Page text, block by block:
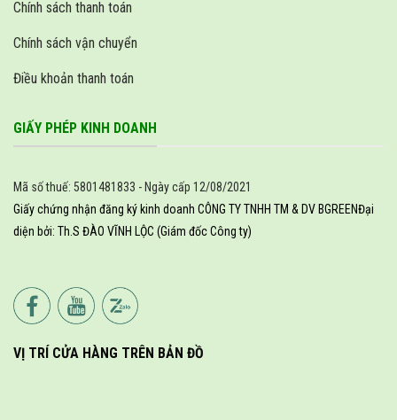
Chính sách thanh toán
Chính sách vận chuyển
Điều khoản thanh toán
GIẤY PHÉP KINH DOANH
Mã số thuế: 5801481833 - Ngày cấp 12/08/2021
Giấy chứng nhận đăng ký kinh doanh CÔNG TY TNHH TM & DV BGREENĐại
diện bởi: Th.S ĐÀO VĨNH LỘC (Giám đốc Công ty)
VỊ TRÍ CỬA HÀNG TRÊN BẢN ĐỒ